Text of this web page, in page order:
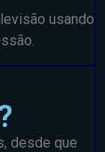
usando
desde que